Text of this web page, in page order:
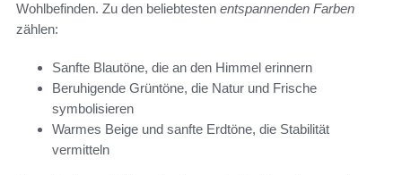
Wohlbefinden. Zu den beliebtesten entspannenden Farben
zählen:
Sanfte Blautöne, die an den Himmel erinnern
Beruhigende Grüntöne, die Natur und Frische
symbolisieren
Warmes Beige und sanfte Erdtöne, die Stabilität
vermitteln